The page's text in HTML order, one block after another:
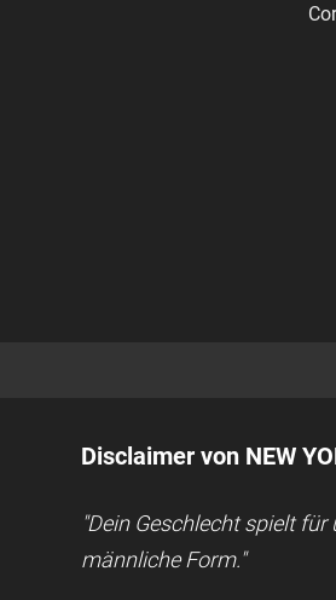
Disclaimer von NEW
"Dein Geschlecht spielt
männliche Form."